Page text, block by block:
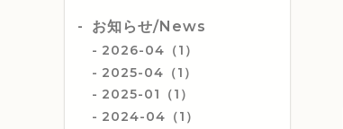
お知らせ/News
2026-04（1）
2025-04（1）
2025-01（1）
2024-04（1）